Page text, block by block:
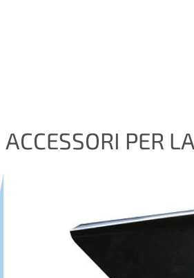
ACCESSORI PER